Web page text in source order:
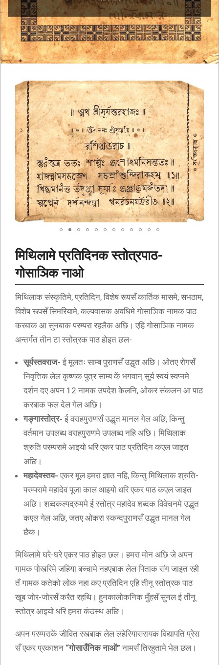
मिथिलामे प्रतिदिनक स्तोत्रपाठ-
गोसाञिक नाओ
मिथिलाक संस्कृतिमे, प्रतिदिन, विशेष रूपसँ कार्तिक मासमे, सभठाम,
विशेष रूपसँ सिमरियामे, कल्पवासक अवधिमे गोसाञिक नामक पाठ
करबाक आ सुनबाक परम्परा रहलैक अछि। एहि गोसाञिक नामक
अन्तर्गत तीन टा स्तोत्रक पाठ होइत छल-
सूर्यस्तवराज- ई मूलतः साम्ब पुराणसँ उद्धृत अछि। ओतए रोगसँ
निवृत्तिक लेल कृष्णक पुत्र साम्ब कें भगवान् सूर्य स्वयं स्वप्नमे
दर्शन दए अपन 12 नामक उपदेश केलनि, ओकर संकलन आ पाठ
करबाक फल देल गेल अछि।
गङ्गास्तोत्र- ई वराहपुराणसँ उद्धृत मानल गेल अछि, किन्तु
वर्तमान उपलब्ध वराहपुराणमे उपलब्ध नहि अछि। मिथिलाक
श्रुति परम्परामे आइयो धरि एकर पाठ प्रतिदिन कएल जाइत
अछि।
महादेवस्तव- एकर मूल हमरा ज्ञात नहि, किन्तु मिथिलाक श्रुति-
परम्परामे महादेव पूजा काल आइयो धरि एकर पाठ कएल जाइत
अछि। शब्दकल्पद्रुममे ई स्तोत्र महादेव शब्दक विवेचनमे उद्धृत
कएल गेल अछि, जतए ओकरा स्कन्दपुराणसँ उद्धृत मानल गेल
छैक।
मिथिलामे घरे-घरे एकर पाठ होइत छल। हमरा मोन अछि जे अपन
गामक पोखरिमे जहिया बच्चामे नहएबाक लेल पिताक संग जाइत रही
तँ गामक कतेको लोक नहा कए प्रतिदिन एहि तीनू स्तोत्रक पाठ
खूब जोर-जोरसँ करैत रहथि। हुनकालोकनिक मुँहसँ सुनल ई तीनू
स्तोत्र आइयो धरि हमरा कंठस्थ अछि।
अपन परम्पराकें जीवित रखबाक लेल लहेरियासरायक विद्यापति प्रेस
सँ एकर प्रकाशन “गोसाउँनिक नाओं” नामसँ तिरहुतामे भेल छल।